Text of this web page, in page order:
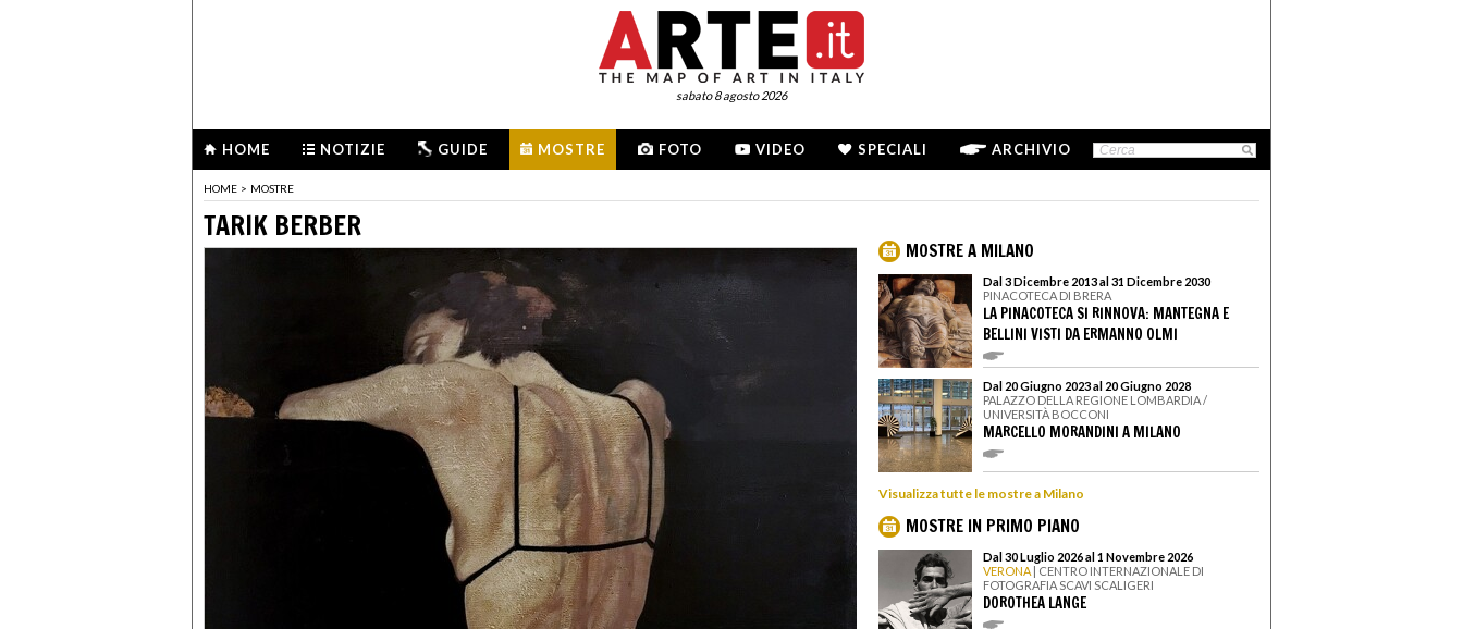
sabato 8 agosto 2026
HOME NOTIZIE GUIDE MOSTRE FOTO VIDEO SPECIALI ARCHIVIO
HOME > MOSTRE
TARIK BERBER
MOSTRE A MILANO
Dal 3 Dicembre 2013 al 31 Dicembre 2030
PINACOTECA DI BRERA
LA PINACOTECA SI RINNOVA: MANTEGNA E
BELLINI VISTI DA ERMANNO OLMI
Dal 20 Giugno 2023 al 20 Giugno 2028
PALAZZO DELLA REGIONE LOMBARDIA /
UNIVERSITÀ BOCCONI
MARCELLO MORANDINI A MILANO
Visualizza tutte le mostre a Milano
MOSTRE IN PRIMO PIANO
Dal 30 Luglio 2026 al 1 Novembre 2026
VERONA | CENTRO INTERNAZIONALE DI
FOTOGRAFIA SCAVI SCALIGERI
DOROTHEA LANGE